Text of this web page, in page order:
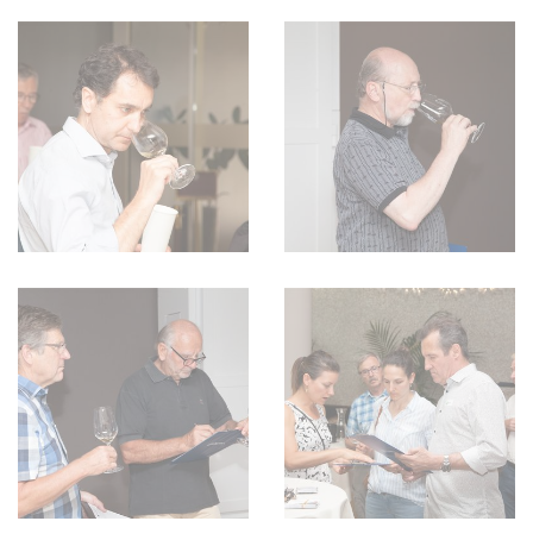
REDAKTION
WERBUNG
PRESSE
IMPRESSUM
AGB & DATENSCHUTZ